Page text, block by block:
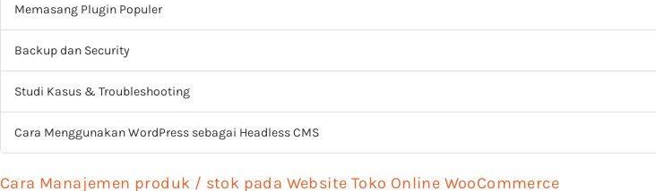
Memasang Plugin Populer
Backup dan Security
Studi Kasus & Troubleshooting
Cara Menggunakan WordPress sebagai Headless CMS
Cara Manajemen produk / stok pada Website Toko Online WooCommerce